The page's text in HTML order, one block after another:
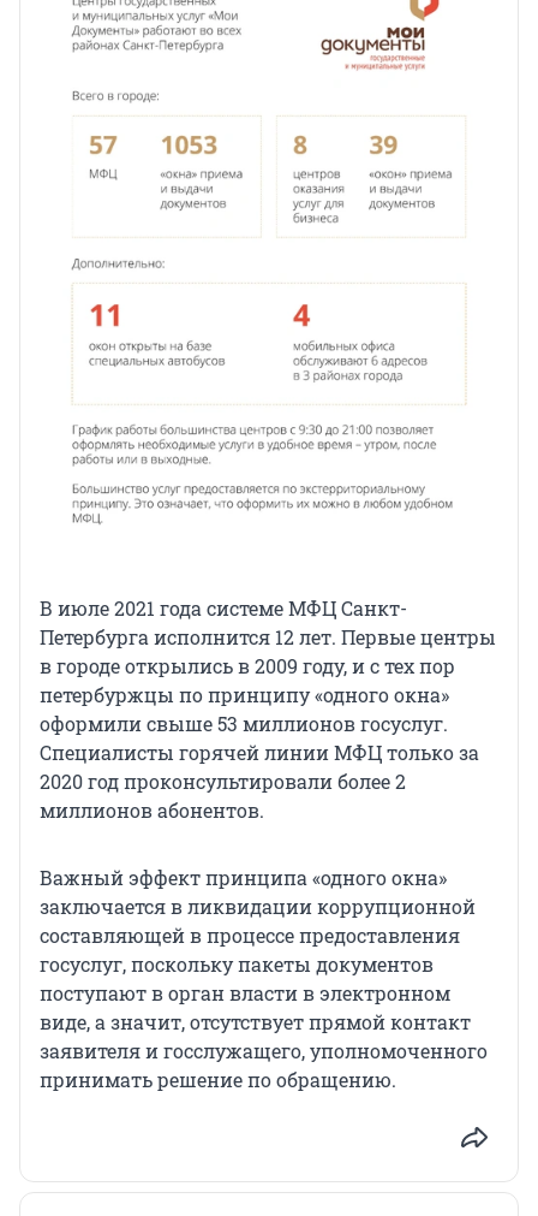
В июле 2021 года системе МФЦ Санкт-
Петербурга исполнится 12 лет. Первые центры
в городе открылись в 2009 году, и с тех пор
петербуржцы по принципу «одного окна»
оформили свыше 53 миллионов госуслуг.
Специалисты горячей линии МФЦ только за
2020 год проконсультировали более 2
миллионов абонентов.
Важный эффект принципа «одного окна»
заключается в ликвидации коррупционной
составляющей в процессе предоставления
госуслуг, поскольку пакеты документов
поступают в орган власти в электронном
виде, а значит, отсутствует прямой контакт
заявителя и госслужащего, уполномоченного
принимать решение по обращению.